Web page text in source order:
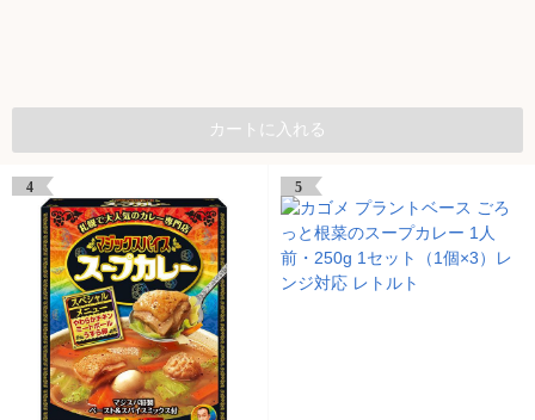
カートに入れる
4 5